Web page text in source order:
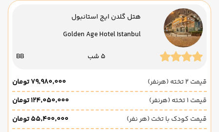
هتل گلدن ایج استانبول
Golden Age Hotel Istanbul
5 شب BB
قیمت 2 تخته (هرنفر)
۷۹٬۹۸۰٬۰۰۰ تومان
قیمت 1 تخته (هرنفر)
۱۲۴٬۰۵۰٬۰۰۰ تومان
قیمت کودک با تخت (هر نفر)
۵۵٬۴۰۰٬۰۰۰ تومان